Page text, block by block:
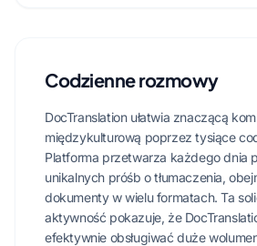
Codzienne rozmowy
DocTranslation ułatwia znaczącą
międzykulturową poprzez tysiące
Platforma przetwarza każdego dnia
unikalnych próśb o tłumaczenia,
dokumenty w wielu formatach. Ta
aktywność pokazuje, że
efektywnie obsługiwać duże